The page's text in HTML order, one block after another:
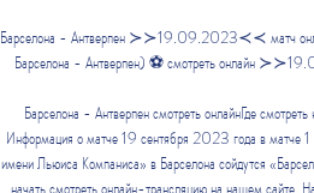
Барселона - Антверпен ≻≻19.09.2023≺≺ матч
Барселона - Антверпен) ⚽ смотреть онлайн
Барселона - Антверпен смотреть онлайнГде
Информация о матче 19 сентября 2023 года в матче
имени Льюиса Компаниса» в Барселона сойдутся
начать смотреть онлайн-трансляцию на нашем сайте.